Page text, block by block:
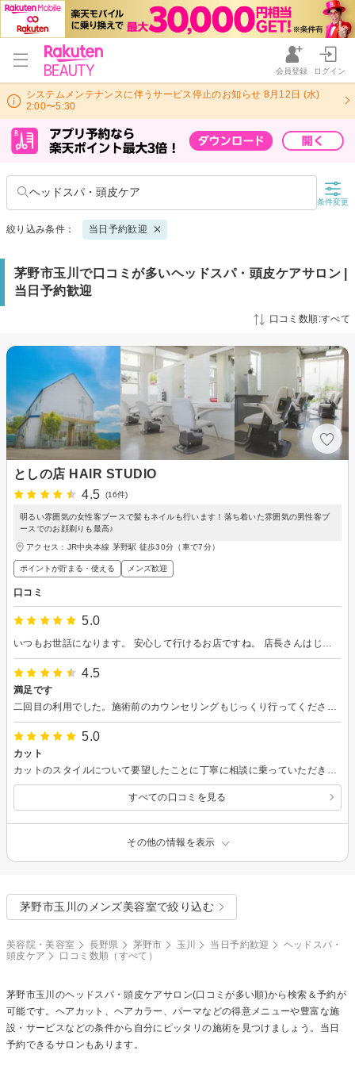
会員登録 ログイン
システムメンテナンスに伴うサービス停止のお知らせ 8月12日 (水)
2:00〜5:30
ヘッドスパ・頭皮ケア
条件変更
絞り込み条件： 当日予約歓迎
茅野市玉川で口コミが多いヘッドスパ・頭皮ケアサロン |
当日予約歓迎
口コミ数順:すべて
としの店 HAIR STUDIO
4.5
(16件)
明るい雰囲気の女性客ブースで髪もネイルも行います！落ち着いた雰囲気の男性客ブ
ースでのお顔剃りも最高♪
アクセス：JR中央本線 茅野駅 徒歩30分（車で7分）
ポイントが貯まる・使える メンズ歓迎
口コミ
5.0
4.5
満足です
5.0
カット
すべての口コミを見る
その他の情報を表示
茅野市玉川のメンズ美容室で絞り込む
美容院・美容室 長野県 茅野市 玉川 当日予約歓迎
ヘッドスパ・
頭皮ケア
口コミ数順（すべて）
茅野市玉川のヘッドスパ・頭皮ケアサロン(口コミが多い順)から検索＆予約が
可能です。ヘアカット、ヘアカラー、パーマなどの得意メニューや豊富な施
設・サービスなどの条件から自分にピッタリの施術を見つけましょう。当日
予約できるサロンもあります。